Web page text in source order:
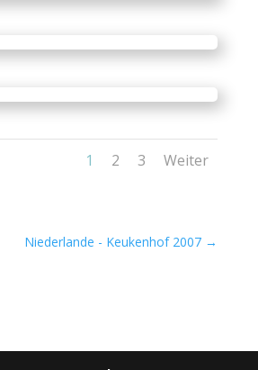
1 2 3 Weiter
Niederlande - Keukenhof 2007 →